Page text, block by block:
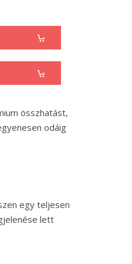
összhatást,
odáig
egy teljesen
lett